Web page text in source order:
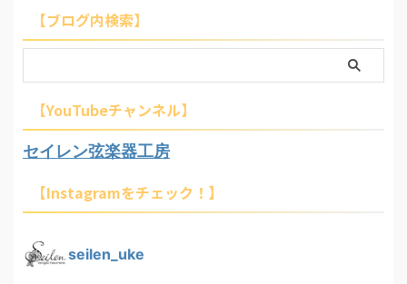
【ブログ内検索】
【YouTubeチャンネル】
セイレン弦楽器工房
【Instagramをチェック！】
seilen_uke